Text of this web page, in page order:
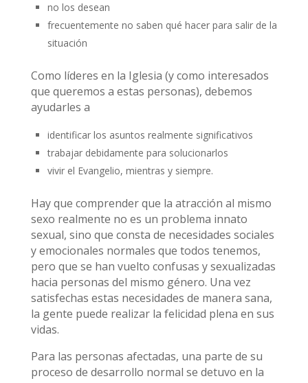
no los desean
frecuentemente no saben qué hacer para salir de la
situación
Como líderes en la Iglesia (y como interesados
que queremos a estas personas), debemos
ayudarles a
identificar los asuntos realmente significativos
trabajar debidamente para solucionarlos
vivir el Evangelio, mientras y siempre.
Hay que comprender que la atracción al mismo
sexo realmente no es un problema innato
sexual, sino que consta de necesidades sociales
y emocionales normales que todos tenemos,
pero que se han vuelto confusas y sexualizadas
hacia personas del mismo género. Una vez
satisfechas estas necesidades de manera sana,
la gente puede realizar la felicidad plena en sus
vidas.
Para las personas afectadas, una parte de su
proceso de desarrollo normal se detuvo en la